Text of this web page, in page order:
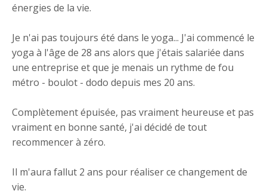
énergies de la vie.
Je n'ai pas toujours été dans le yoga... J'ai commencé le
yoga à l'âge de 28 ans alors que j'étais salariée dans
une entreprise et que je menais un rythme de fou
métro - boulot - dodo depuis mes 20 ans.
Complètement épuisée, pas vraiment heureuse et pas
vraiment en bonne santé, j'ai décidé de tout
recommencer à zéro.
Il m'aura fallut 2 ans pour réaliser ce changement de
vie.